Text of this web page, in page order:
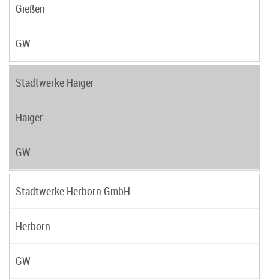
Gießen
GW
Stadtwerke Haiger
Haiger
GW
Stadtwerke Herborn GmbH
Herborn
GW